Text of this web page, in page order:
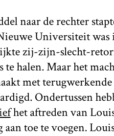
naar de rechter
Universiteit was
zij-zijn-slecht-
halen. Maar het
met
Ondertussen
het aftreden van
toe te voegen.